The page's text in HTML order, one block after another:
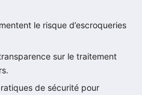
le risque d’escroqueries
sur le traitement
de sécurité pour